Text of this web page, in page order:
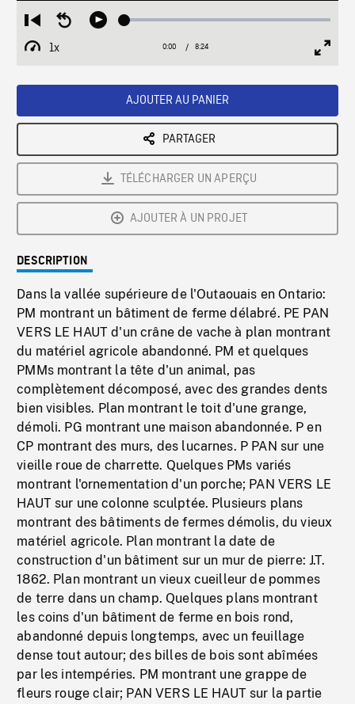
Restart
from
beginning
Seek
Play Loaded:
1x
Playback
Current
0:00 / Duration
8:24
AJOUTER AU PANIER
PARTAGER
TÉLÉCHARGER UN APERÇU
AJOUTER À UN PROJET
DESCRIPTION
Dans la vallée supérieure de l'Outaouais en Ontario:
PM montrant un bâtiment de ferme délabré. PE PAN
VERS LE HAUT d'un crâne de vache à plan montrant
du matériel agricole abandonné. PM et quelques
PMMs montrant la tête d'un animal, pas
complètement décomposé, avec des grandes dents
bien visibles. Plan montrant le toit d'une grange,
démoli. PG montrant une maison abandonnée. P en
CP montrant des murs, des lucarnes. P PAN sur une
vieille roue de charrette. Quelques PMs variés
montrant l'ornementation d'un porche; PAN VERS LE
HAUT sur une colonne sculptée. Plusieurs plans
montrant des bâtiments de fermes démolis, du vieux
matériel agricole. Plan montrant la date de
construction d'un bâtiment sur un mur de pierre: J.T.
1862. Plan montrant un vieux cueilleur de pommes
de terre dans un champ. Quelques plans montrant
les coins d'un bâtiment de ferme en bois rond,
abandonné depuis longtemps, avec un feuillage
dense tout autour; des billes de bois sont abîmées
par les intempéries. PM montrant une grappe de
fleurs rouge clair; PAN VERS LE HAUT sur la partie